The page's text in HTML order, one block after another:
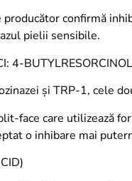
confirmă
pielii sensibile.
4-
și TRP-1, cele
face care utilizează
o inhibare mai